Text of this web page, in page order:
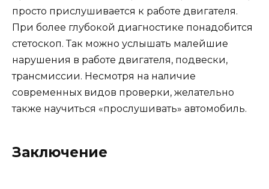
просто прислушивается к работе двигателя.
При более глубокой диагностике понадобится
стетоскоп. Так можно услышать малейшие
нарушения в работе двигателя, подвески,
трансмиссии. Несмотря на наличие
современных видов проверки, желательно
также научиться «прослушивать» автомобиль.
Заключение